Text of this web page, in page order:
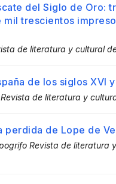
del Siglo de Oro:
trescientos
de literatura y cultural
de los siglos XVI y
de literatura y
perdida de Lope de
Revista de literatura